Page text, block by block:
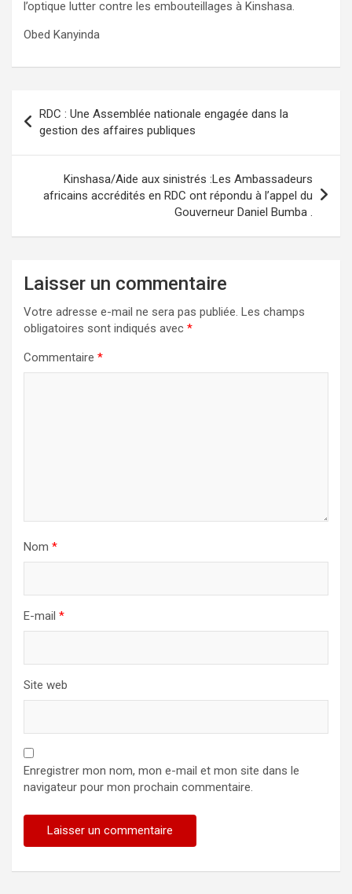
l’optique lutter contre les embouteillages à Kinshasa.
Obed Kanyinda
de
l’article
RDC : Une Assemblée nationale engagée dans la
gestion des affaires publiques
Kinshasa/Aide aux sinistrés :Les Ambassadeurs
africains accrédités en RDC ont répondu à l’appel du
Gouverneur Daniel Bumba .
Laisser un commentaire
Votre adresse e-mail ne sera pas publiée. Les champs
obligatoires sont indiqués avec *
Commentaire *
Nom *
E-mail *
Site web
Enregistrer mon nom, mon e-mail et mon site dans le
navigateur pour mon prochain commentaire.